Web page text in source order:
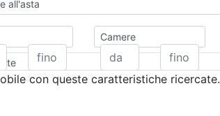
all'asta
Camere
con queste caratteristiche ricercate.